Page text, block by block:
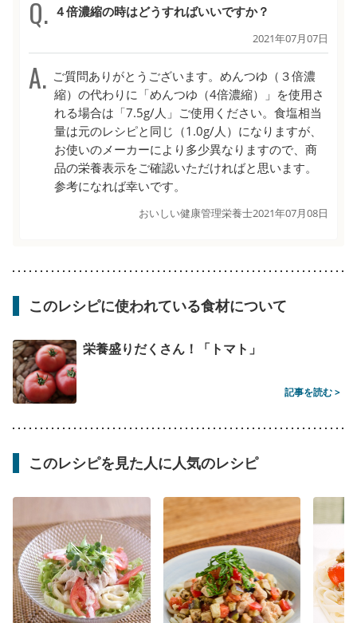
４倍濃縮の時はどうすればいいですか？
2021年07月07日
ご質問ありがとうございます。めんつゆ（３倍濃
縮）の代わりに「めんつゆ（4倍濃縮）」を使用さ
れる場合は「7.5g/人」ご使用ください。食塩相当
量は元のレシピと同じ（1.0g/人）になりますが、
お使いのメーカーにより多少異なりますので、商
品の栄養表示をご確認いただければと思います。
参考になれば幸いです。
おいしい健康管理栄養士2021年07月08日
このレシピに使われている食材について
栄養盛りだくさん！「トマト」
記事を読む >
このレシピを見た人に人気のレシピ